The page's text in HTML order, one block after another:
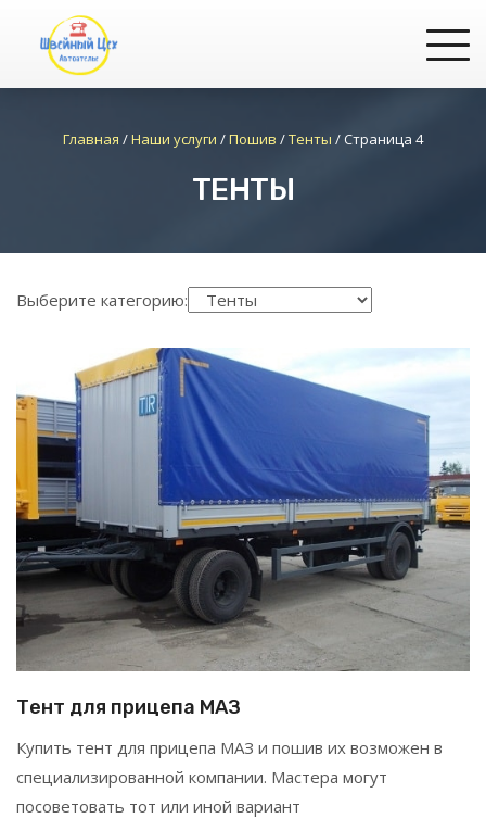
Главная /Наши услуги /Пошив /Тенты /Страница 4
ТЕНТЫ
Выберите категорию:
Тент для прицепа МАЗ
Купить тент для прицепа МАЗ и пошив их возможен в
специализированной компании. Мастера могут
посоветовать тот или иной вариант